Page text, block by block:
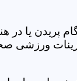
یا در
ورزشی